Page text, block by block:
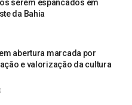
serem espancados em
da Bahia
abertura marcada por
e valorização da cultura